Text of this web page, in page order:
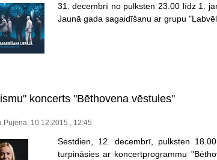
31. decembrī no pulksten 23.00 līdz 1.
Jaunā gada sagaidīšanu ar grupu
koncerts "Bēthovena vēstules"
Pujēna, 10.12.2015., 12:45
Sestdien, 12. decembrī, pulksten
turpināsies ar koncertprogrammu